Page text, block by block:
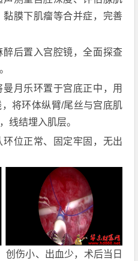
膜下肌瘤等合并症，完善
醉后置入宫腔镜，全面探查
曼月乐环置于宫底正中，用
将环体纵臂/尾丝与宫底肌
线结埋入肌层。
环位正常、固定牢固，无出
创伤小、出血少，术后当日